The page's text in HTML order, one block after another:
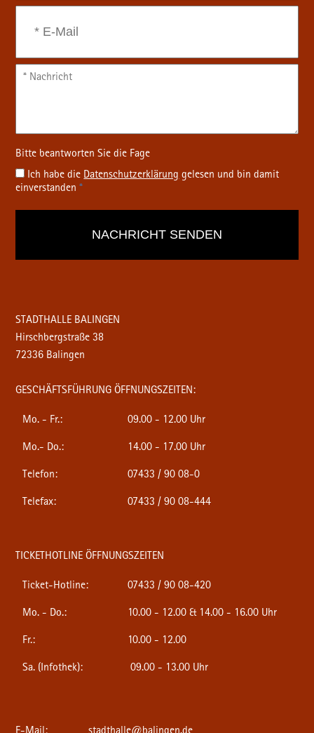
Ich habe die Datenschutz­erklärung gelesen und bin damit
einverstanden*
STADTHALLE BALINGEN
Hirschbergstraße 38
72336 Balingen
GESCHÄFTSFÜHRUNG ÖFFNUNGSZEITEN:
Mo. - Fr.: 09.00 - 12.00 Uhr
Mo.- Do.: 14.00 - 17.00 Uhr
Telefon: 07433 / 90 08-0
Telefax: 07433 / 90 08-444
TICKETHOTLINE ÖFFNUNGSZEITEN
Ticket-Hotline: 07433 / 90 08-420
Mo. - Do.: 10.00 - 12.00 & 14.00 - 16.00 Uhr
Fr.: 10.00 - 12.00
Sa. (Infothek): 09.00 - 13.00 Uhr